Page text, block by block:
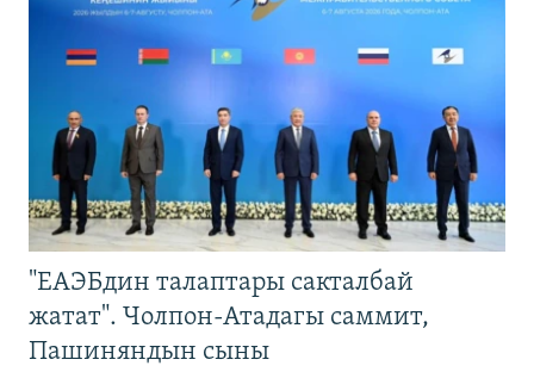
"ЕАЭБдин талаптары сакталбай
жатат". Чолпон-Атадагы саммит,
Пашиняндын сыны